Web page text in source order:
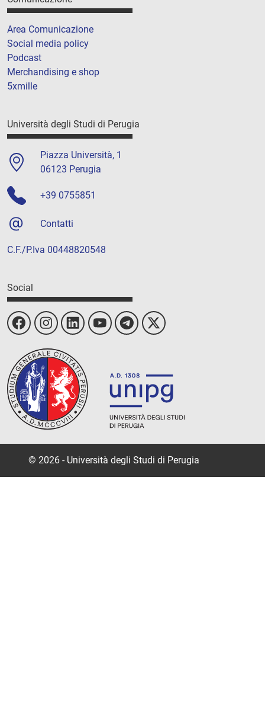
Area Comunicazione
Social media policy
Podcast
Merchandising e shop
5xmille
Università degli Studi di Perugia
Piazza Università, 1
06123 Perugia
+39 0755851
Contatti
C.F./P.Iva 00448820548
Social
© 2026 - Università degli Studi di Perugia